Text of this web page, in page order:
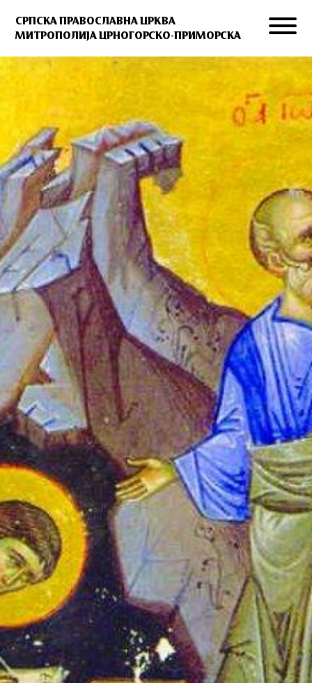
СРПСКА ПРАВОСЛАВНА ЦРКВА
МИТРОПОЛИЈА ЦРНОГОРСКО-ПРИМОРСКА